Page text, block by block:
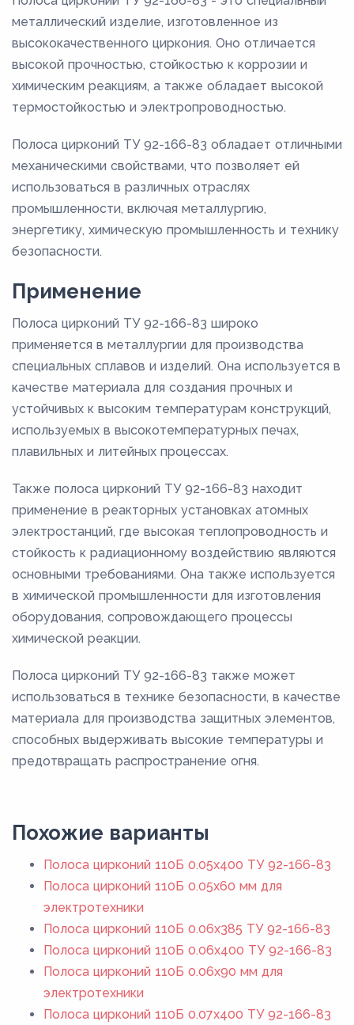
металлический изделие, изготовленное из
высококачественного циркония. Оно отличается
высокой прочностью, стойкостью к коррозии и
химическим реакциям, а также обладает высокой
термостойкостью и электропроводностью.
Полоса цирконий ТУ 92-166-83 обладает отличными
механическими свойствами, что позволяет ей
использоваться в различных отраслях
промышленности, включая металлургию,
энергетику, химическую промышленность и технику
безопасности.
Применение
Полоса цирконий ТУ 92-166-83 широко
применяется в металлургии для производства
специальных сплавов и изделий. Она используется в
качестве материала для создания прочных и
устойчивых к высоким температурам конструкций,
используемых в высокотемпературных печах,
плавильных и литейных процессах.
Также полоса цирконий ТУ 92-166-83 находит
применение в реакторных установках атомных
электростанций, где высокая теплопроводность и
стойкость к радиационному воздействию являются
основными требованиями. Она также используется
в химической промышленности для изготовления
оборудования, сопровождающего процессы
химической реакции.
Полоса цирконий ТУ 92-166-83 также может
использоваться в технике безопасности, в качестве
материала для производства защитных элементов,
способных выдерживать высокие температуры и
предотвращать распространение огня.
Похожие варианты
Полоса цирконий 110Б 0.05x400 ТУ 92-166-83
Полоса цирконий 110Б 0.05х60 мм для
электротехники
Полоса цирконий 110Б 0.06x385 ТУ 92-166-83
Полоса цирконий 110Б 0.06x400 ТУ 92-166-83
Полоса цирконий 110Б 0.06х90 мм для
электротехники
Полоса цирконий 110Б 0.07x400 ТУ 92-166-83